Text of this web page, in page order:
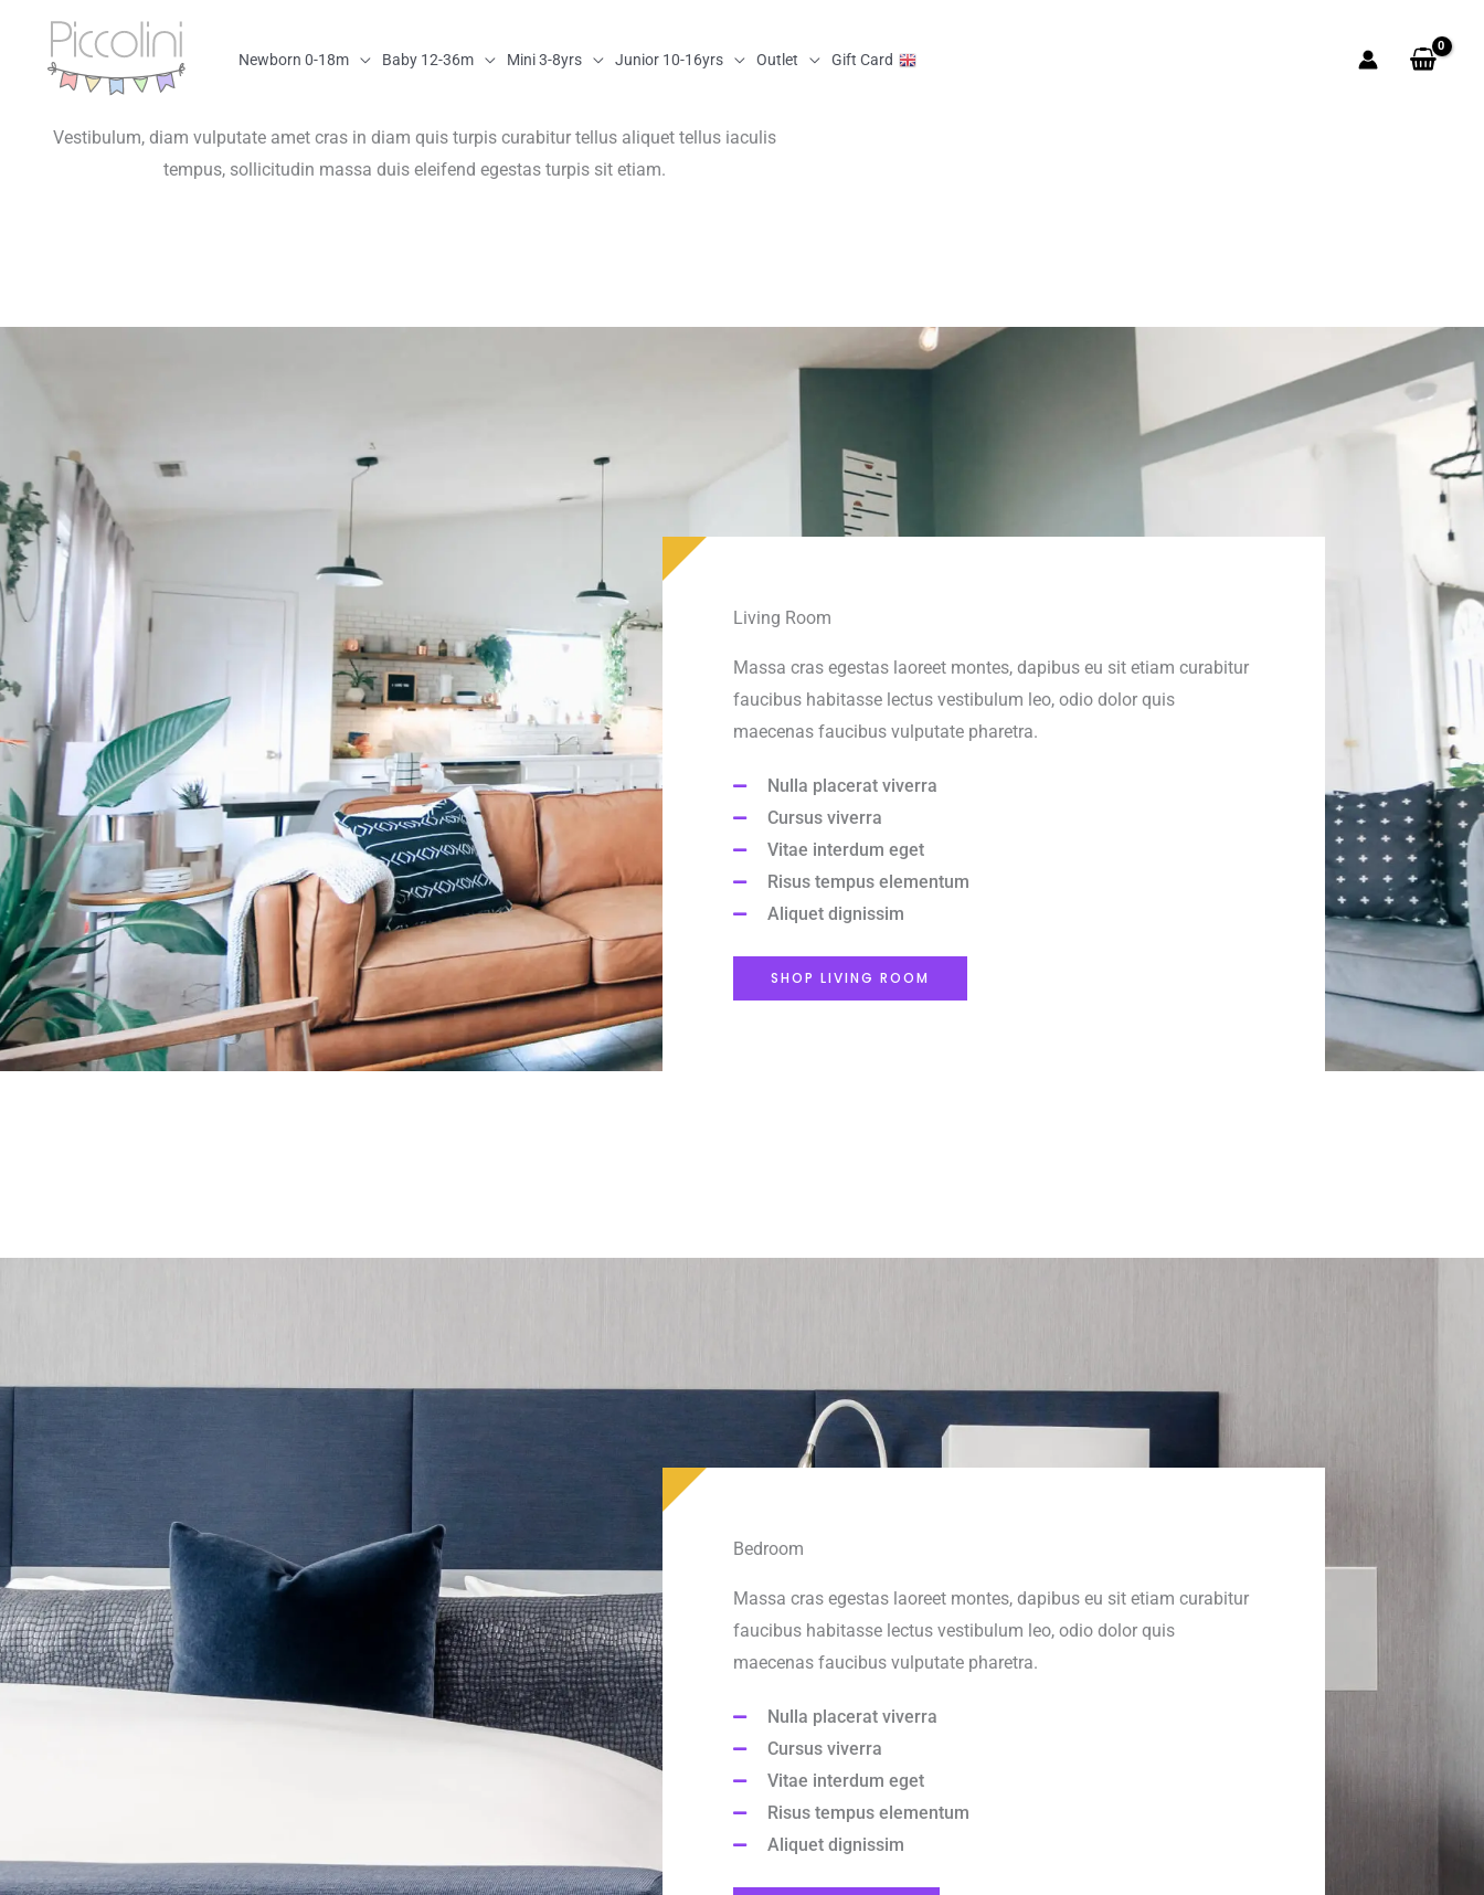
content
Newborn 0-18m Baby 12-36m Mini 3-8yrs Junior 10-16yrs Outlet Gift Card
Vestibulum, diam vulputate amet cras in diam quis turpis curabitur tellus aliquet tellus iaculis
tempus, sollicitudin massa duis eleifend egestas turpis sit etiam.
Living Room
Massa cras egestas laoreet montes, dapibus eu sit etiam curabitur
faucibus habitasse lectus vestibulum leo, odio dolor quis
maecenas faucibus vulputate pharetra.
Nulla placerat viverra
Cursus viverra
Vitae interdum eget
Risus tempus elementum
Aliquet dignissim
SHOP LIVING ROOM
Bedroom
Massa cras egestas laoreet montes, dapibus eu sit etiam curabitur
faucibus habitasse lectus vestibulum leo, odio dolor quis
maecenas faucibus vulputate pharetra.
Nulla placerat viverra
Cursus viverra
Vitae interdum eget
Risus tempus elementum
Aliquet dignissim